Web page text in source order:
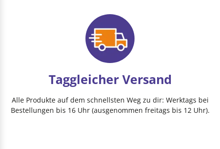
Taggleicher Versand
Alle Produkte auf dem schnellsten Weg zu dir: Werktags bei
Bestellungen bis 16 Uhr (ausgenommen freitags bis 12 Uhr).